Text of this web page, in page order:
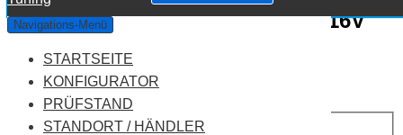
Navigations-Menü
STARTSEITE
KONFIGURATOR
PRÜFSTAND
STANDORT / HÄNDLER
Alfa Romeo Giulietta 1.6 JTDM 16V
Leistung:105 PS
Drehmoment: 280 NM
Motortyp:Diesel
PREIS